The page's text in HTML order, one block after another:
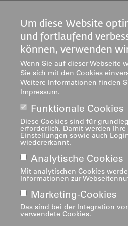
Über
Footer
navigation
Impressum
Um diese Website
und fortlaufend
können, verwenden
Wenn Sie auf dieser Webseite
Sie sich mit den Cookies
Weitere Informationen finden
Impressum.
Funktionale Cookies
Diese Cookies sind für
erforderlich. Damit werden
Einstellungen sowie auch
wiedererkannt.
Analytische Cookies
Mit analytischen Cookies
Informationen zur
Marketing-Cookies
Das sind bei der Integration
verwendete Cookies.